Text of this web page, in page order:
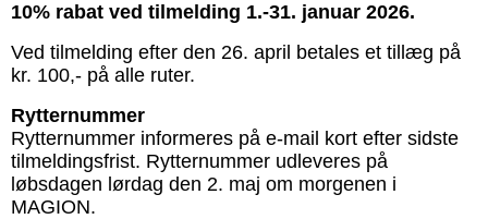
10% rabat ved tilmelding 1.-31. januar 2026.
Ved tilmelding efter den 26. april betales et tillæg på
kr. 100,- på alle ruter.
Rytternummer
Rytternummer informeres på e-mail kort efter sidste
tilmeldingsfrist. Rytternummer udleveres på
løbsdagen lørdag den 2. maj om morgenen i
MAGION.